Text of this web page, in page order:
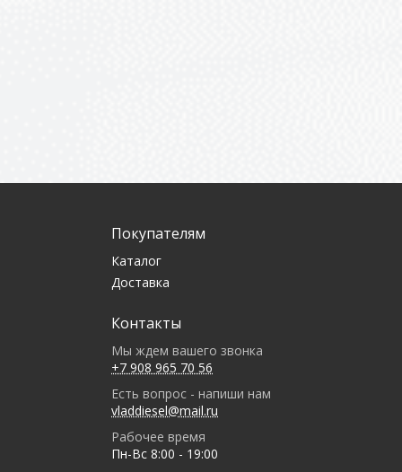
Покупателям
Каталог
Доставка
Контакты
Мы ждем вашего звонка
+7 908 965 70 56
Есть вопрос - напиши нам
vladdiesel@mail.ru
Рабочее время
Пн-Вс 8:00 - 19:00